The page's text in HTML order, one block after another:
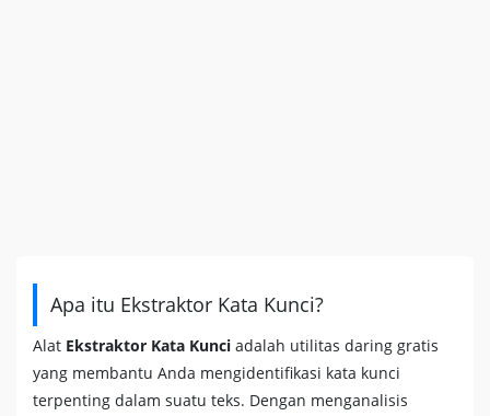
Apa itu Ekstraktor Kata Kunci?
Alat Ekstraktor Kata Kunci adalah utilitas daring gratis
yang membantu Anda mengidentifikasi kata kunci
terpenting dalam suatu teks. Dengan menganalisis